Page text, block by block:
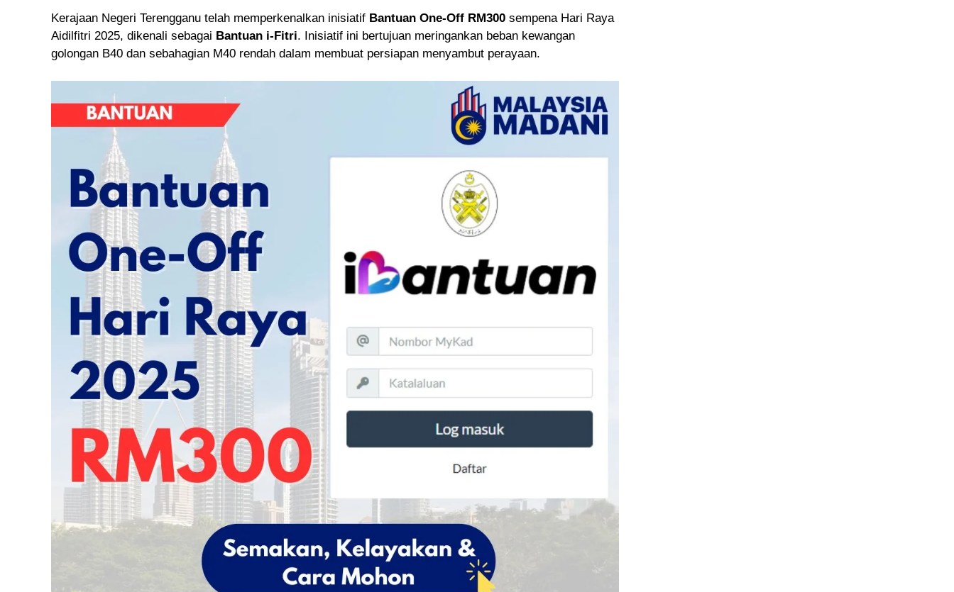
Kerajaan Negeri Terengganu telah memperkenalkan inisiatif Bantuan One-Off RM300 sempena Hari Raya
Aidilfitri 2025, dikenali sebagai Bantuan i-Fitri. Inisiatif ini bertujuan meringankan beban kewangan
golongan B40 dan sebahagian M40 rendah dalam membuat persiapan menyambut perayaan.